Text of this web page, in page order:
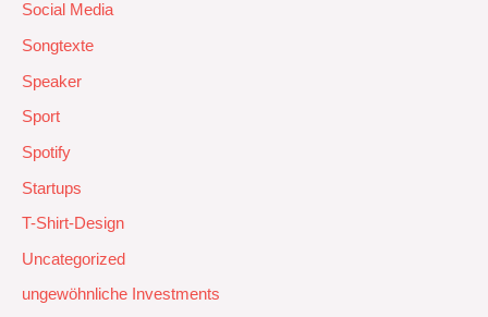
Social Media
Songtexte
Speaker
Sport
Spotify
Startups
T-Shirt-Design
Uncategorized
ungewöhnliche Investments